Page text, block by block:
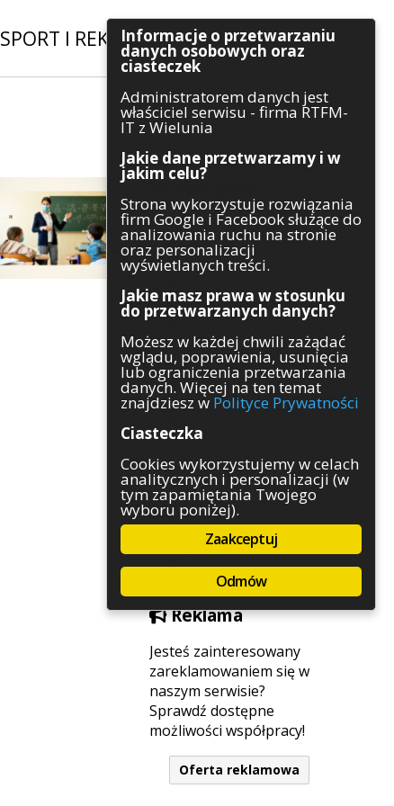
SPORT I REKREACJA|INWESTYCJE
Szukaj
Kategorie
Architektura
Gospodarka
Handel
Komunikaty
Kultura
Polityka
Pozostałe
Psychologia
Rolnictwo
Służby
Sport
Środowisko
Szkolnictwo
Wydarzenia
Zapowiedzi
Zdrowie
Reklama
Jesteś zainteresowany
zareklamowaniem się w
naszym serwisie?
Sprawdź dostępne
możliwości współpracy!
Oferta reklamowa
Informacje o przetwarzaniu
danych osobowych oraz
ciasteczek
Administratorem danych jest
właściciel serwisu - firma RTFM-
IT z Wielunia
Jakie dane przetwarzamy i w
jakim celu?
Strona wykorzystuje rozwiązania
firm Google i Facebook służące do
analizowania ruchu na stronie
oraz personalizacji
wyświetlanych treści.
Jakie masz prawa w stosunku
do przetwarzanych danych?
Możesz w każdej chwili zażądać
wglądu, poprawienia, usunięcia
lub ograniczenia przetwarzania
danych. Więcej na ten temat
znajdziesz w Polityce Prywatności
Ciasteczka
Cookies wykorzystujemy w celach
analitycznych i personalizacji (w
tym zapamiętania Twojego
wyboru poniżej).
Zaakceptuj
Odmów